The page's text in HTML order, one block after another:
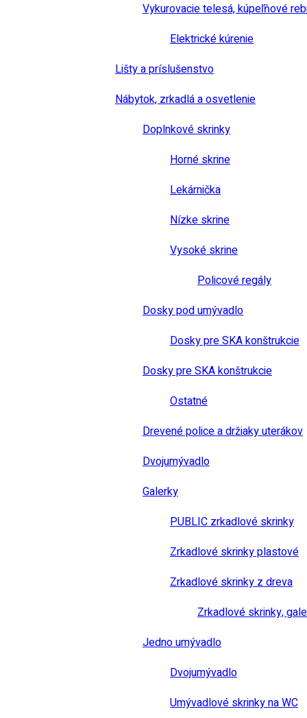
Vykurovacie telesá, kúpeľňové
Elektrické kúrenie
Lišty a príslušenstvo
Nábytok, zrkadlá a osvetlenie
Doplnkové skrinky
Horné skrine
Lekárnička
Nízke skrine
Vysoké skrine
Policové regály
Dosky pod umývadlo
Dosky pre SKA konštrukcie
Dosky pre SKA konštrukcie
Ostatné
Drevené police a držiaky uterákov
Dvojumývadlo
Galerky
PUBLIC zrkadlové skrinky
Zrkadlové skrinky plastové
Zrkadlové skrinky z dreva
Zrkadlové skrinky,
Jedno umývadlo
Dvojumývadlo
Umývadlové skrinky na WC